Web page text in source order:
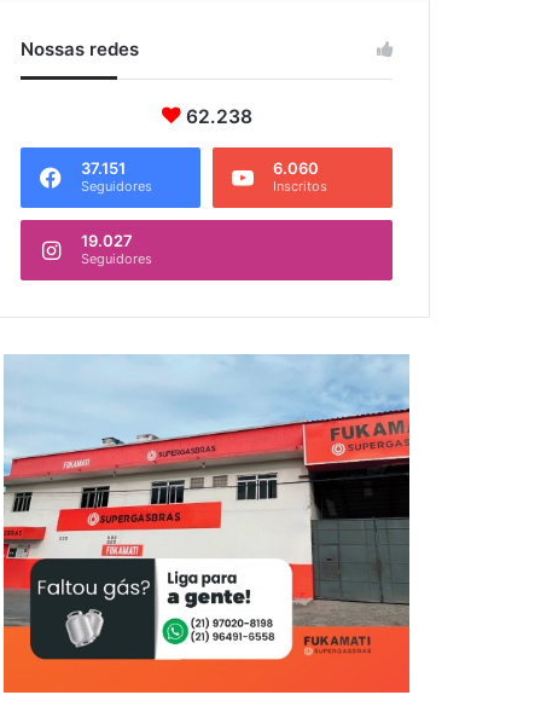
Nossas redes
62.238
37.151
Seguidores
6.060
Inscritos
19.027
Seguidores